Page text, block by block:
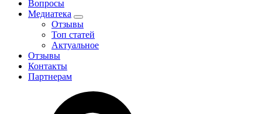
Вопросы
Медиатека
Отзывы
Топ статей
Актуальное
Отзывы
Контакты
Партнерам